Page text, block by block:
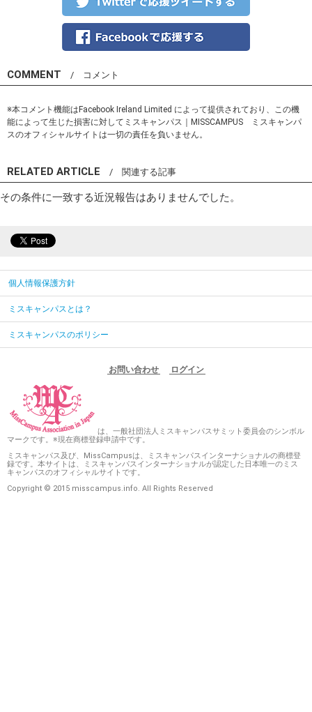
COMMENT / コメント
※本コメント機能はFacebook Ireland Limited によって提供されており、この機
能によって生じた損害に対してミスキャンパス｜MISSCAMPUS ミスキャンパ
スのオフィシャルサイトは一切の責任を負いません。
RELATED ARTICLE / 関連する記事
その条件に一致する近況報告はありませんでした。
個人情報保護方針
ミスキャンパスとは？
ミスキャンパスのポリシー
お問い合わせ ログイン
は、一般社団法人ミスキャンパスサミット委員会のシンボル
マークです。※現在商標登録申請中です。
ミスキャンパス及び、MissCampusは、ミスキャンパスインターナショナルの商標登
録です。本サイトは、ミスキャンパスインターナショナルが認定した日本唯一のミス
キャンパスのオフィシャルサイトです。
Copyright © 2015 misscampus.info. All Rights Reserved